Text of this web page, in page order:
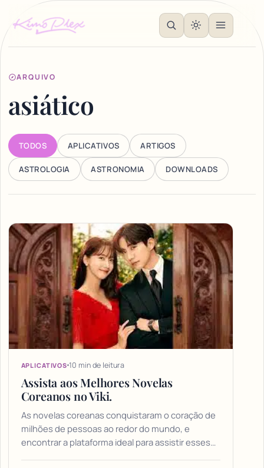
ARQUIVO
asiático
TODOS APLICATIVOS ARTIGOS
ASTROLOGIA ASTRONOMIA DOWNLOADS
Articles
APLICATIVOS 10 min de leitura
Assista aos Melhores Novelas
Coreanos no Viki.
As novelas coreanas conquistaram o coração de
milhões de pessoas ao redor do mundo, e
encontrar a plataforma ideal para assistir esses…